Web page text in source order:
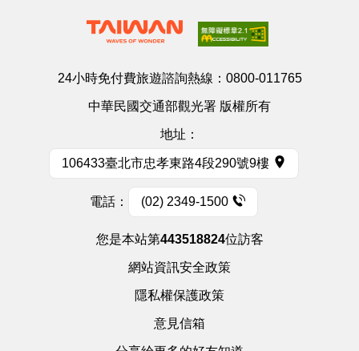
24小時免付費旅遊諮詢熱線： 0800-011765
中華民國交通部觀光署 版權所有
地址：
106433臺北市忠孝東路4段290號9樓
電話： (02) 2349-1500
您是本站第443518824位訪客
網站資訊安全政策
隱私權保護政策
意見信箱